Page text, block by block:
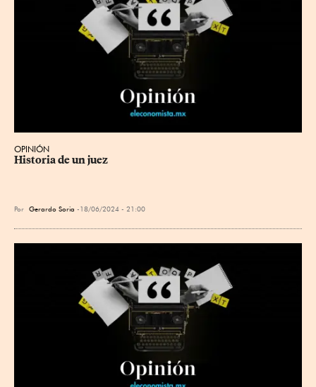
OPINIÓN
Historia de un juez
Por Gerardo Soria 18/06/2024 - 21:00